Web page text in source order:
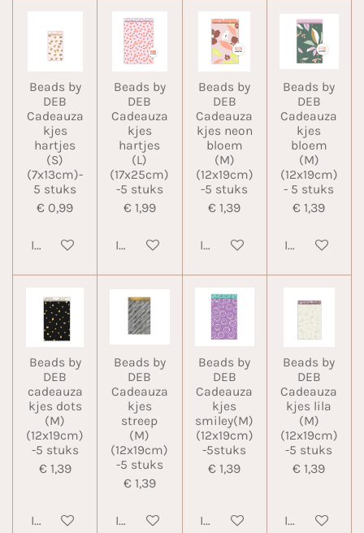
Beads by
DEB
Cadeauza
kjes
hartjes
(S)
(7x13cm)-
5 stuks
€ 0,99
In winkelwagen
Beads by
DEB
Cadeauza
kjes
hartjes
(L)
(17x25cm)
-5 stuks
€ 1,99
In winkelwagen
Beads by
DEB
Cadeauza
kjes neon
bloem
(M)
(12x19cm)
-5 stuks
€ 1,39
In winkelwagen
Beads by
DEB
Cadeauza
kjes
bloem
(M)
(12x19cm)
- 5 stuks
€ 1,39
In
Beads by
DEB
cadeauza
kjes dots
(M)
(12x19cm)
-5 stuks
€ 1,39
In winkelwagen
Beads by
DEB
Cadeauza
kjes
streep
(M)
(12x19cm)
-5 stuks
€ 1,39
In winkelwagen
Beads by
DEB
Cadeauza
kjes
smiley(M)
(12x19cm)
-5stuks
€ 1,39
In winkelwagen
Beads by
DEB
Cadeauza
kjes lila
(M)
(12x19cm)
-5 stuks
€ 1,39
In